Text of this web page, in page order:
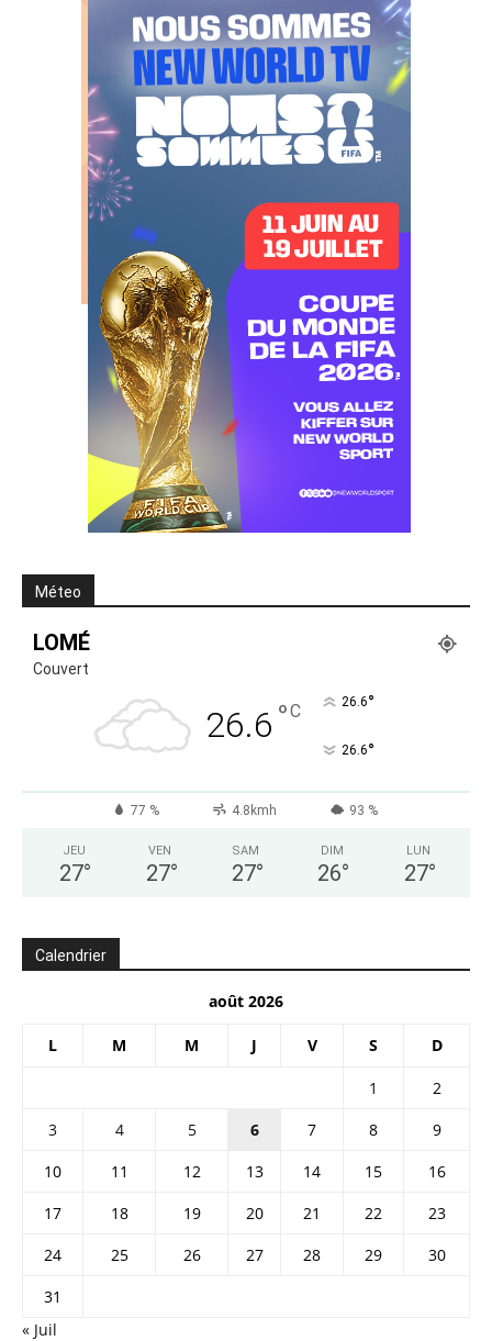
Méteo
LOMÉ
Couvert
26.6 °C 26.6°
26.6°
77 % 4.8kmh 93 %
JEU
27°
VEN
27°
SAM
27°
DIM
26°
LUN
27°
Calendrier
août 2026
L M M J V S D
1
2
3
4 5 6 7 8
9
10
11 12 13 14 15
16
17
18 19 20 21 22
23
24
25 26 27 28 29
30
31
« Juil